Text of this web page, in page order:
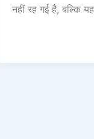
नहीं रह गई है, बल्कि